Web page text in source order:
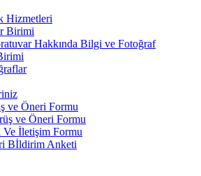
Hizmetleri
Birimi
Hakkında Bilgi ve Fotoğraf
ve Öneri Formu
ve Öneri Formu
İletişim Formu
Bİldirim Anketi